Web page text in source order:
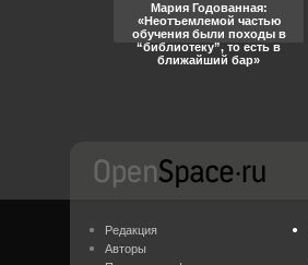
Мария Годованная:
«Неотъемлемой частью
обучения были походы в
“библиотеку”, то есть в
ближайший бар»
Редакция
Авторы